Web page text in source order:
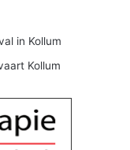
in Kollum
Kollum